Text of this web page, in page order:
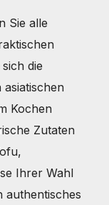
Sie alle
die
Kochen
Zutaten
Ihrer Wahl
authentisches